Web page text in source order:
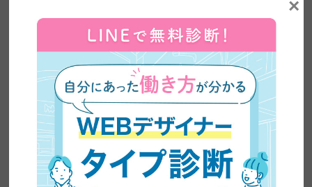
確定申告する必要があるか
上記が確認できれば、自分がどの支払い方をすればよいのかが明
確になるはずです。
この記事のポイントをまとめると、
副業をしたら必ず住民税を支払う必要がある
給与所得以外の場合、自分で直接納税をしなくて
はならない
×